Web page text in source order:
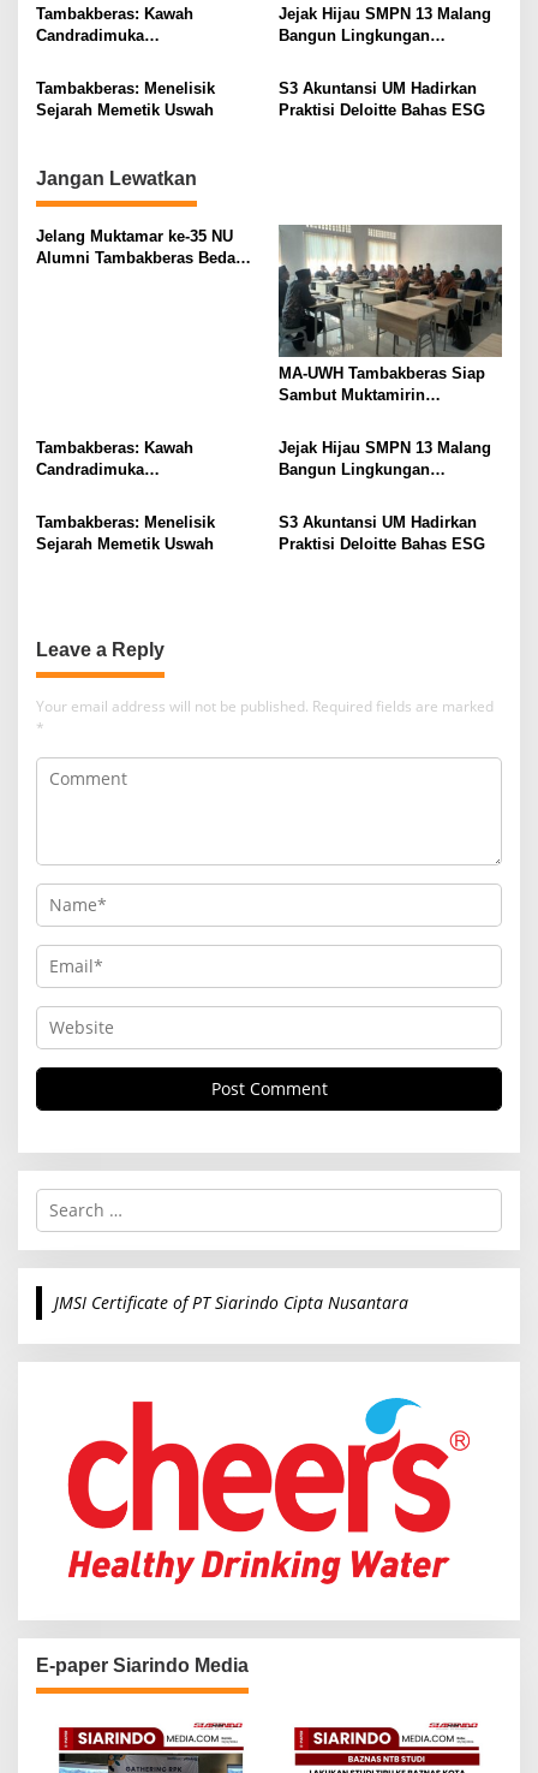
g
t
o
n
Tambakberas: Kawah
Candradimuka
Ulama
Jejak Hijau SMPN 13 Malang
Bangun Lingkungan
Tambakberas: Menelisik
Sejarah Memetik Uswah
S3 Akuntansi UM Hadirkan
Praktisi Deloitte Bahas ESG
Jangan Lewatkan
Jelang Muktamar ke-35 NU
Alumni Tambakberas Bedah
MA-UWH Tambakberas Siap
Sambut Muktamirin
Tambakberas: Kawah
Candradimuka
Ulama
Jejak Hijau SMPN 13 Malang
Bangun Lingkungan
Tambakberas: Menelisik
Sejarah Memetik Uswah
S3 Akuntansi UM Hadirkan
Praktisi Deloitte Bahas ESG
Leave a Reply
Your email address will not be published. Required fields are marked
*
S
r
c
o
JMSI Certificate of PT Siarindo Cipta Nusantara
E-paper Siarindo Media